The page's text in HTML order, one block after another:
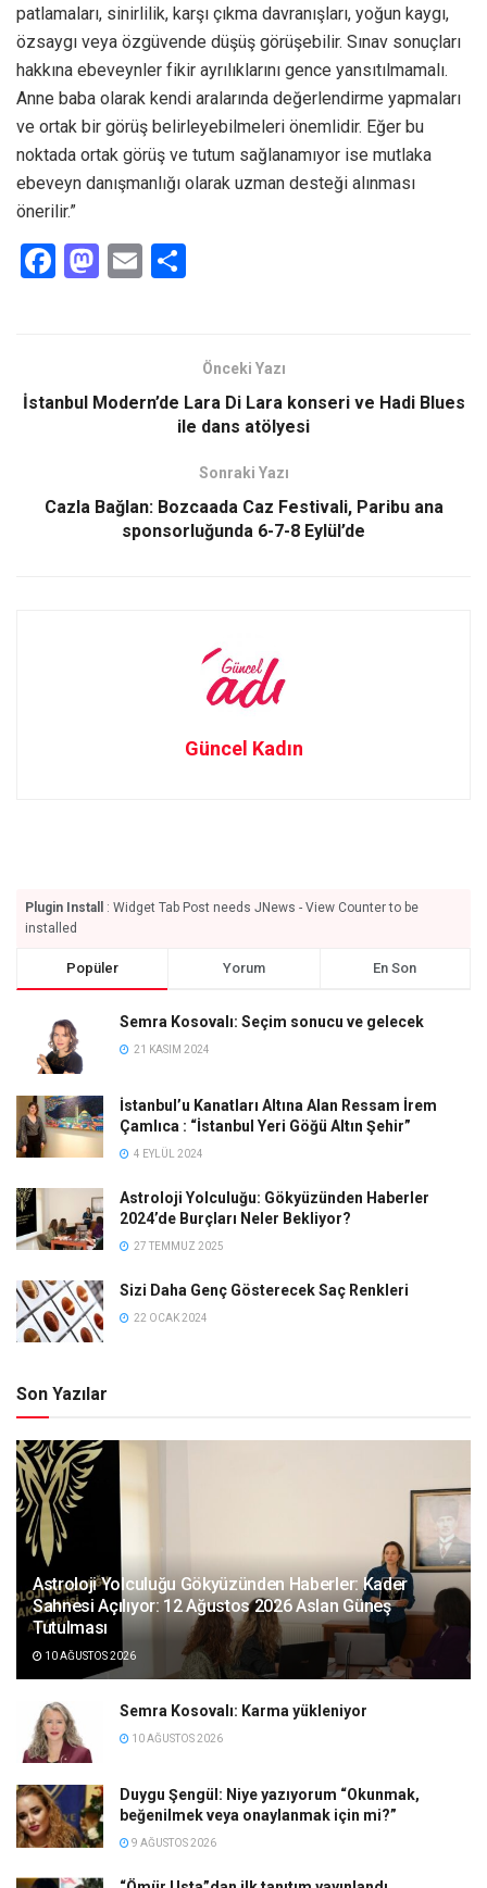
patlamaları, sinirlilik, karşı çıkma davranışları, yoğun kaygı,
özsaygı veya özgüvende düşüş görüşebilir. Sınav sonuçları
hakkına ebeveynler fikir ayrılıklarını gence yansıtılmamalı.
Anne baba olarak kendi aralarında değerlendirme yapmaları
ve ortak bir görüş belirleyebilmeleri önemlidir. Eğer bu
noktada ortak görüş ve tutum sağlanamıyor ise mutlaka
ebeveyn danışmanlığı olarak uzman desteği alınması
önerilir.”
F
o
M
d
E
Önceki Yazı
İstanbul Modern’de Lara Di Lara konseri ve Hadi Blues
ile dans atölyesi
Sonraki Yazı
Cazla Bağlan: Bozcaada Caz Festivali, Paribu ana
sponsorluğunda 6-7-8 Eylül’de
Güncel Kadın
Plugin Install
: Widget Tab Post needs JNews - View Counter to be
installed
Popüler Yorum En Son
Semra Kosovalı: Seçim sonucu ve gelecek
21 KASIM 2024
İstanbul’u Kanatları Altına Alan Ressam İrem
Çamlıca : “İstanbul Yeri Göğü Altın Şehir”
4 EYLÜL 2024
Astroloji Yolculuğu: Gökyüzünden Haberler
2024’de Burçları Neler Bekliyor?
27 TEMMUZ 2025
Sizi Daha Genç Gösterecek Saç Renkleri
22 OCAK 2024
Son Yazılar
Astroloji Yolculuğu Gökyüzünden Haberler: Kader
Sahnesi Açılıyor: 12 Ağustos 2026 Aslan Güneş
Tutulması
10 AĞUSTOS 2026
Semra Kosovalı: Karma yükleniyor
10 AĞUSTOS 2026
Duygu Şengül: Niye yazıyorum “Okunmak,
beğenilmek veya onaylanmak için mi?”
9 AĞUSTOS 2026